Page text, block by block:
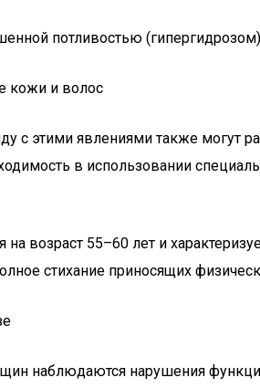
потливостью
кожи и волос
с этими явлениями также могут
в использовании
возраст 55–60 лет и
стихание приносящих
наблюдаются нарушения